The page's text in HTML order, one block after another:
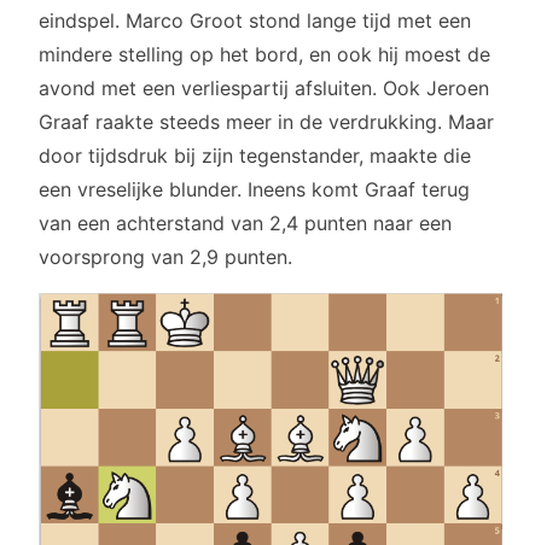
eindspel. Marco Groot stond lange tijd met een
mindere stelling op het bord, en ook hij moest de
avond met een verliespartij afsluiten. Ook Jeroen
Graaf raakte steeds meer in de verdrukking. Maar
door tijdsdruk bij zijn tegenstander, maakte die
een vreselijke blunder. Ineens komt Graaf terug
van een achterstand van 2,4 punten naar een
voorsprong van 2,9 punten.